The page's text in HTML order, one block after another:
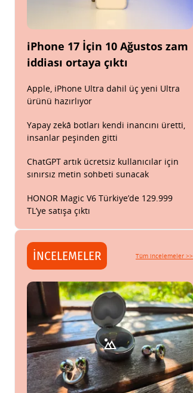
iPhone 17 İçin 10 Ağustos zam
iddiası ortaya çıktı
Apple, iPhone Ultra dahil üç yeni Ultra
ürünü hazırlıyor
Yapay zekâ botları kendi inancını üretti,
insanlar peşinden gitti
ChatGPT artık ücretsiz kullanıcılar için
sınırsız metin sohbeti sunacak
HONOR Magic V6 Türkiye’de 129.999
TL’ye satışa çıktı
İNCELEMELER Tüm incelemeler >>